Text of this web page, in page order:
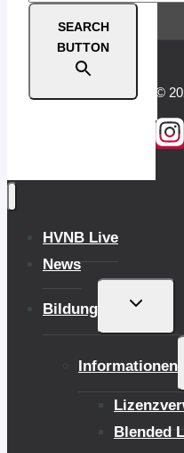
SEARCH
BUTTON
©
HVNB Live
News
Bildung
Informationen
Blended